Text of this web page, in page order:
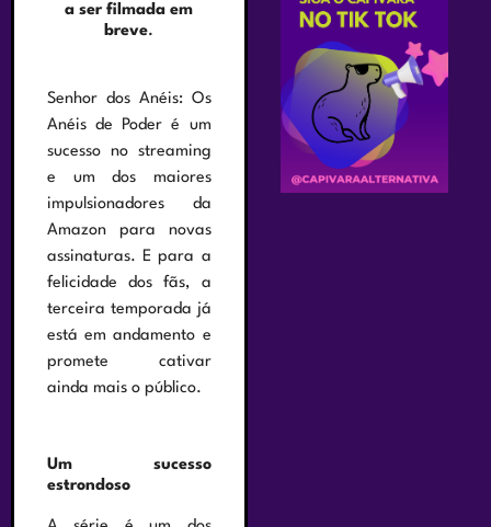
a ser filmada em
breve.
Senhor dos Anéis: Os
Anéis de Poder é um
sucesso no streaming
e um dos maiores
impulsionadores da
Amazon para novas
assinaturas. E para a
felicidade dos fãs, a
terceira temporada já
está em andamento e
promete cativar
ainda mais o público.
Um sucesso
estrondoso